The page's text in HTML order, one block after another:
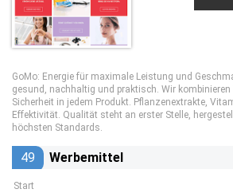
GoMo: Energie für maximale Leistung und
gesund, nachhaltig und praktisch. Wir
Sicherheit in jedem Produkt. Pflanzenextrakte,
Effektivität. Qualität steht an erster Stelle,
höchsten Standards.
49 Werbemittel
Start